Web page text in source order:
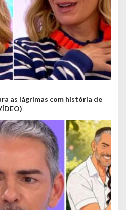
as lágrimas com história de